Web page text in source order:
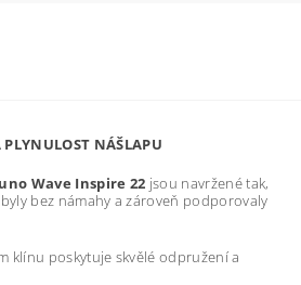
NÁŠLAPU
Wave Inspire 22 jsou navržené tak,
bez námahy a zároveň podporovaly
klínu poskytuje skvělé odpružení a